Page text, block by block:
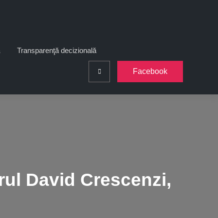
Transparenţă decizională
Search Facebook
David Crescenzi,